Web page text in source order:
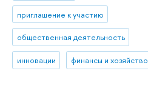
приглашение к участию
общественная деятельность
инновации финансы и хозяйство